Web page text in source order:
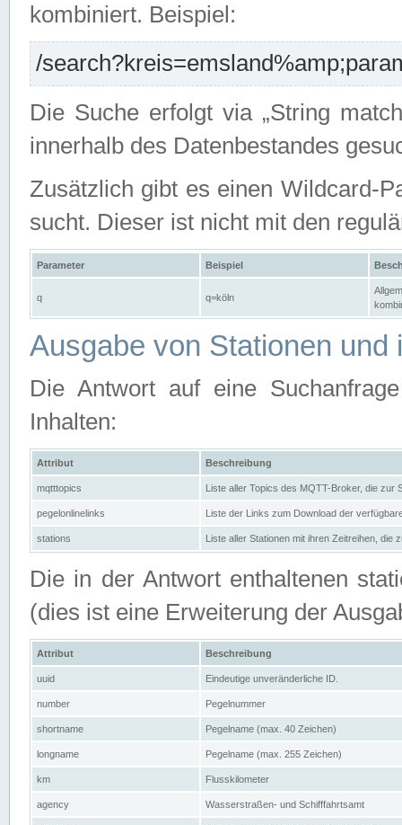
kombiniert. Beispiel:
/
Die Suche erfolgt via „String
innerhalb des Datenbestandes
Zusätzlich gibt es einen Wildcard-
sucht. Dieser ist nicht mit den
Parameter Beispiel
q q=köln
Ausgabe von Stationen und
Die Antwort auf eine
Inhalten:
Attribut Beschreibung
mqtttopics Liste aller Topics des MQTT-Broker, die zur
pegelonlinelinks Liste der Links zum Download der
stations Liste aller Stationen mit ihren Zeitreihen, die
Die in der Antwort enthaltenen
(dies ist eine Erweiterung der
Attribut Beschreibung
uuid Eindeutige unveränderliche ID.
number Pegelnummer
shortname Pegelname (max. 40 Zeichen)
longname Pegelname (max. 255 Zeichen)
km Flusskilometer
agency Wasserstraßen- und Schifffahrtsamt